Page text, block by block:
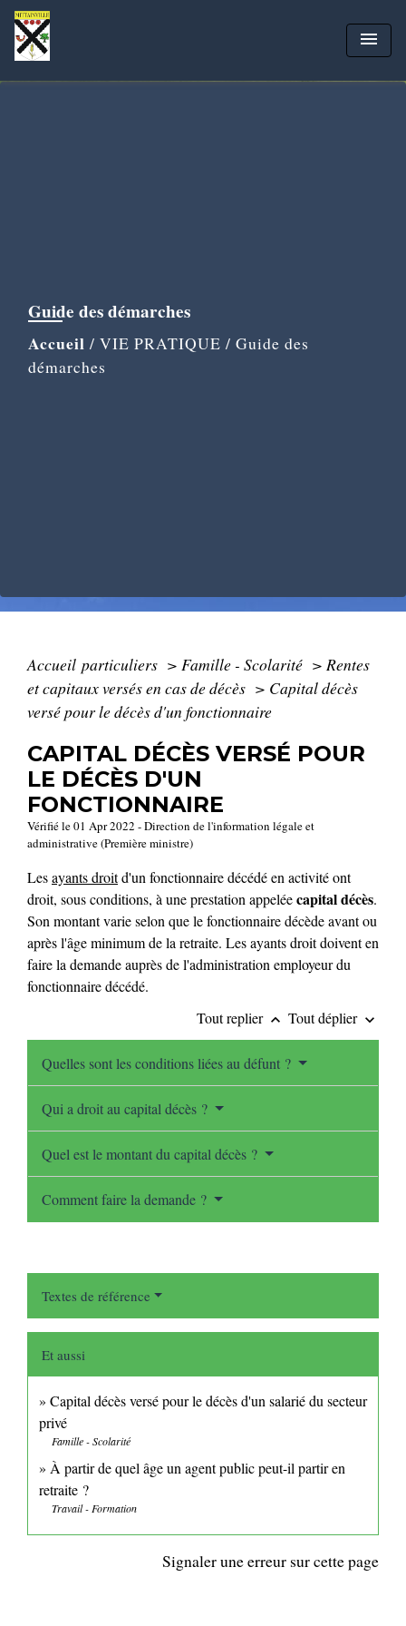
menu
Guide des démarches
Accueil / VIE PRATIQUE / Guide des
démarches
Accueil particuliers > Famille - Scolarité > Rentes
et capitaux versés en cas de décès > Capital décès
versé pour le décès d'un fonctionnaire
CAPITAL DÉCÈS VERSÉ POUR
LE DÉCÈS D'UN
FONCTIONNAIRE
Vérifié le 01 Apr 2022 - Direction de l'information légale et
administrative (Première ministre)
Lesayants droitd'un fonctionnaire décédé en activité ont
droit, sous conditions, à une prestation appeléecapital décès.
Son montant varie selon que le fonctionnaire décède avant ou
après l'âge minimum de la retraite. Les ayants droit doivent en
faire la demande auprès de l'administration employeur du
fonctionnaire décédé.
Tout replier keyboard_arrow_up Tout déplier keyboard_arrow_down
Quelles sont les conditions liées au défunt ?
Qui a droit au capital décès ?
Quel est le montant du capital décès ?
Comment faire la demande ?
Textes de référence
Et aussi
Capital décès versé pour le décès d'un salarié du secteur
privé
Famille - Scolarité
À partir de quel âge un agent public peut-il partir en
retraite ?
Travail - Formation
Signaler une erreur sur cette page